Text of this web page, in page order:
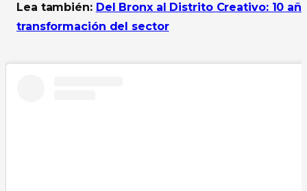
Lea también: Del Bronx al Distrito Creativo: 10
transformación del sector